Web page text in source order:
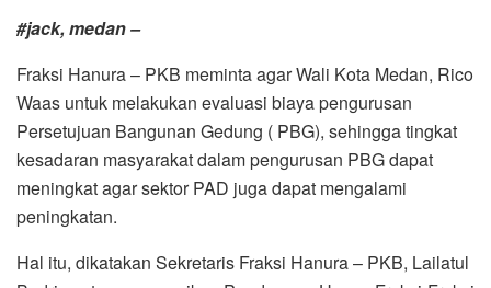
#jack, medan –
Fraksi Hanura – PKB meminta agar Wali Kota Medan, Rico
Waas untuk melakukan evaluasi biaya pengurusan
Persetujuan Bangunan Gedung ( PBG), sehingga tingkat
kesadaran masyarakat dalam pengurusan PBG dapat
meningkat agar sektor PAD juga dapat mengalami
peningkatan.
Hal itu, dikatakan Sekretaris Fraksi Hanura – PKB, Lailatul